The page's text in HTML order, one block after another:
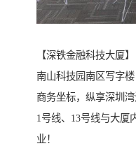
【深铁金融科技大厦
南山科技园南区写字
商务坐标，纵享深圳湾
1号线、13号线与大厦
业！